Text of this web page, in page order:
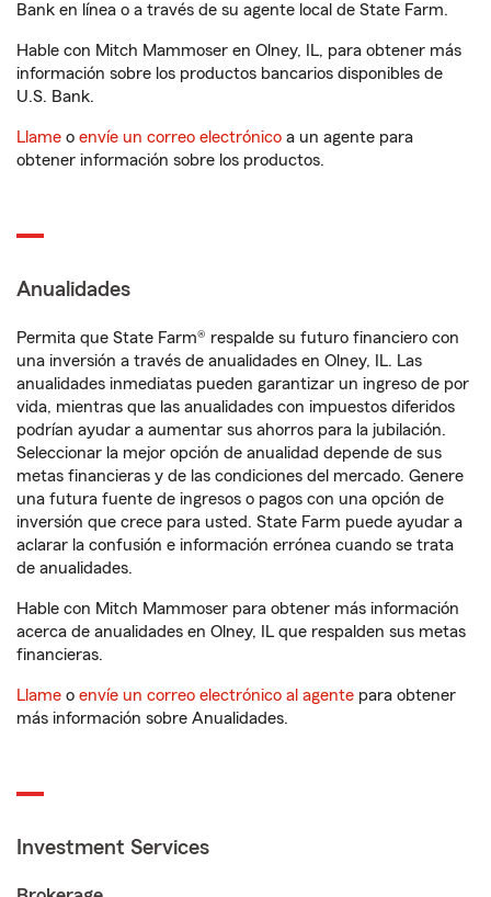
Bank en línea o a través de su agente local de State Farm.
Hable con Mitch Mammoser en Olney, IL, para obtener más
información sobre los productos bancarios disponibles de
U.S. Bank.
Llame o envíe un correo electrónico a un agente para
obtener información sobre los productos.
Anualidades
Permita que State Farm® respalde su futuro financiero con
una inversión a través de anualidades en Olney, IL. Las
anualidades inmediatas pueden garantizar un ingreso de por
vida, mientras que las anualidades con impuestos diferidos
podrían ayudar a aumentar sus ahorros para la jubilación.
Seleccionar la mejor opción de anualidad depende de sus
metas financieras y de las condiciones del mercado. Genere
una futura fuente de ingresos o pagos con una opción de
inversión que crece para usted. State Farm puede ayudar a
aclarar la confusión e información errónea cuando se trata
de anualidades.
Hable con Mitch Mammoser para obtener más información
acerca de anualidades en Olney, IL que respalden sus metas
financieras.
Llame o envíe un correo electrónico al agente para obtener
más información sobre Anualidades.
Investment Services